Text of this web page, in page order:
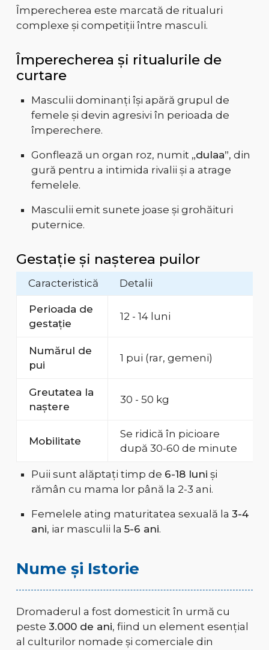
Împerecherea este marcată de ritualuri
complexe și competiții între masculi.
Împerecherea și ritualurile de
curtare
Masculii dominanți își apără grupul de
femele și devin agresivi în perioada de
împerechere.
Gonflează un organ roz, numit „dulaa”, din
gură pentru a intimida rivalii și a atrage
femelele.
Masculii emit sunete joase și grohăituri
puternice.
Gestație și nașterea puilor
Caracteristică Detalii
Perioada de
gestație
12 - 14 luni
Numărul de
pui
1 pui (rar, gemeni)
Greutatea la
naștere
30 - 50 kg
Mobilitate
Se ridică în picioare
după 30-60 de minute
Puii sunt alăptați timp de 6-18 luni și
rămân cu mama lor până la 2-3 ani.
Femelele ating maturitatea sexuală la 3-4
ani, iar masculii la 5-6 ani.
Nume și Istorie
Dromaderul a fost domesticit în urmă cu
peste 3.000 de ani, fiind un element esențial
al culturilor nomade și comerciale din